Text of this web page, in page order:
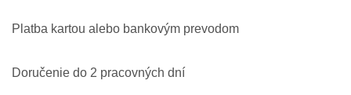
Platba kartou alebo bankovým prevodom
Doručenie do 2 pracovných dní